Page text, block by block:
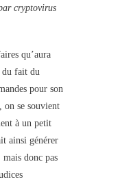
cryptovirus
qu’aura
du fait du
pour son
on se souvient
à un petit
ainsi générer
mais donc pas